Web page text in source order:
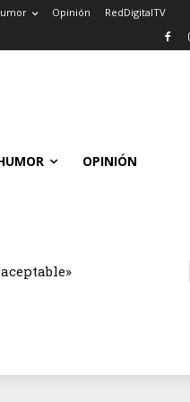
Opinión RedDigitalTV
OPINIÓN